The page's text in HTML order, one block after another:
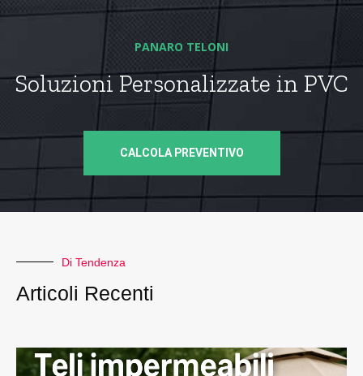
PANARO TELONI
Soluzioni Personalizzate in PVC
CALCOLA PREVENTIVO
Di Tendenza
Articoli Recenti